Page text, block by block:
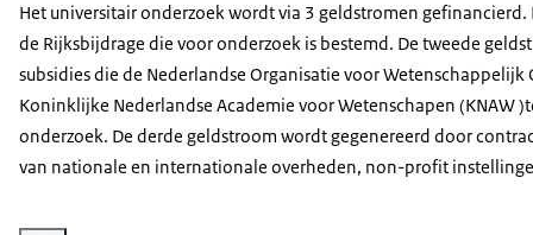
Het universitair onderzoek wordt via 3 geldstromen gefinancierd.
de Rijksbijdrage die voor onderzoek is bestemd. De tweede
subsidies die de Nederlandse Organisatie voor Wetenschappelijk
Koninklijke Nederlandse Academie voor Wetenschapen (KNAW
onderzoek. De derde geldstroom wordt gegenereerd door
van nationale en internationale overheden, non-profit
Vergroot afbeelding De bijdragen van het rijk aan de instellingen worden